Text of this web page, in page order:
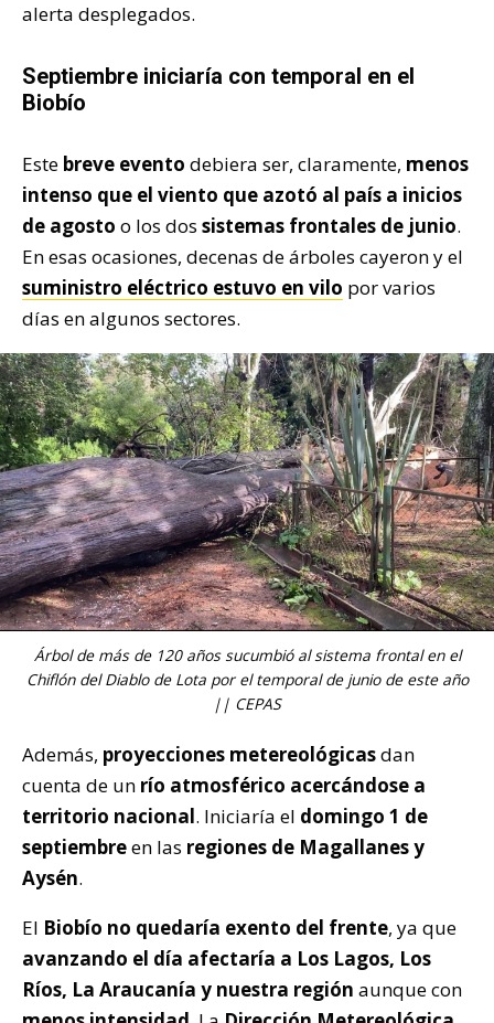
alerta desplegados.
Septiembre iniciaría con temporal en el
Biobío
Este breve evento debiera ser, claramente, menos
intenso que el viento que azotó al país a inicios
de agosto o los dos sistemas frontales de junio.
En esas ocasiones, decenas de árboles cayeron y el
suministro eléctrico estuvo en vilo por varios
días en algunos sectores.
Árbol de más de 120 años sucumbió al sistema frontal en el
Chiflón del Diablo de Lota por el temporal de junio de este año
|| CEPAS
Además, proyecciones metereológicasdan
cuenta de un río atmosférico acercándose a
territorio nacional. Iniciaría el domingo 1 de
septiembreen las regiones de Magallanes y
Aysén.
El Biobío no quedaría exento del frente, ya que
avanzando el día afectaría a Los Lagos, Los
Ríos, La Araucanía y nuestra región aunque con